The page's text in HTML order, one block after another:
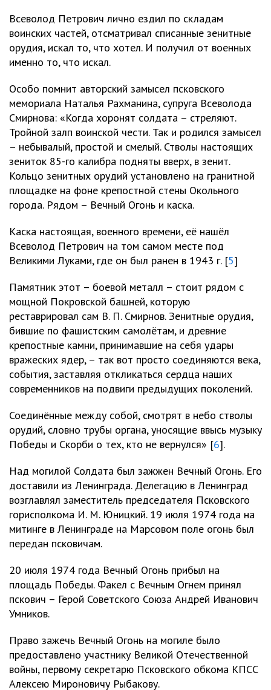
Всеволод Петрович лично ездил по складам
воинских частей, отсматривал списанные зенитные
орудия, искал то, что хотел. И получил от военных
именно то, что искал.
Особо помнит авторский замысел псковского
мемориала Наталья Рахманина, супруга Всеволода
Смирнова: «Когда хоронят солдата – стреляют.
Тройной залп воинской чести. Так и родился замысел
– небывалый, простой и смелый. Стволы настоящих
зениток 85-го калибра подняты вверх, в зенит.
Кольцо зенитных орудий установлено на гранитной
площадке на фоне крепостной стены Окольного
города. Рядом – Вечный Огонь и каска.
Каска настоящая, военного времени, её нашёл
Всеволод Петрович на том самом месте под
Великими Луками, где он был ранен в 1943 г. [5]
Памятник этот – боевой металл – стоит рядом с
мощной Покровской башней, которую
реставрировал сам В. П. Смирнов. Зенитные орудия,
бившие по фашистским самолётам, и древние
крепостные камни, принимавшие на себя удары
вражеских ядер, – так вот просто соединяются века,
события, заставляя откликаться сердца наших
современников на подвиги предыдущих поколений.
Соединённые между собой, смотрят в небо стволы
орудий, словно трубы органа, уносящие ввысь музыку
Победы и Скорби о тех, кто не вернулся» [6].
Над могилой Солдата был зажжен Вечный Огонь. Его
доставили из Ленинграда. Делегацию в Ленинград
возглавлял заместитель председателя Псковского
горисполкома И. М. Юницкий. 19 июля 1974 года на
митинге в Ленинграде на Марсовом поле огонь был
передан псковичам.
20 июля 1974 года Вечный Огонь прибыл на
площадь Победы. Факел с Вечным Огнем принял
пскович – Герой Советского Союза Андрей Иванович
Умников.
Право зажечь Вечный Огонь на могиле было
предоставлено участнику Великой Отечественной
войны, первому секретарю Псковского обкома КПСС
Алексею Мироновичу Рыбакову.